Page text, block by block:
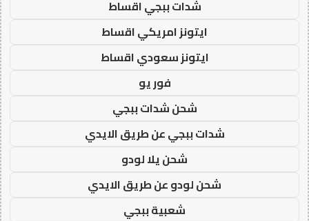
شدات ببجي اقساط
ايتونز امريكي اقساط
ايتونز سعودي اقساط
فور يو
شحن شدات ببجي
شدات ببجي عن طريق الايدي
شحن يلا لودو
شحن لودو عن طريق الايدي
شعبية ببجي